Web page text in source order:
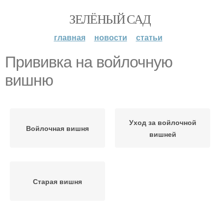
ЗЕЛЁНЫЙ САД
главная новости статьи
Прививка на войлочную
вишню
Войлочная вишня
Уход за войлочной
вишней
Старая вишня